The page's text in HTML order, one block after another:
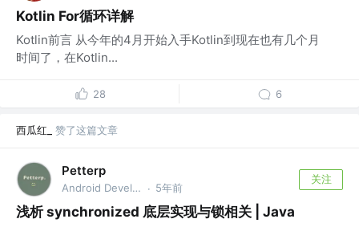
Kotlin For循环详解
Kotlin前言 从今年的4月开始入手Kotlin到现在也有几个月
时间了，在Kotlin...
28 6
西瓜红_ 赞了这篇文章
Petterp
Android Developer @公众号: Petterp · 5年前
关注
浅析 synchronized 底层实现与锁相关 | Java